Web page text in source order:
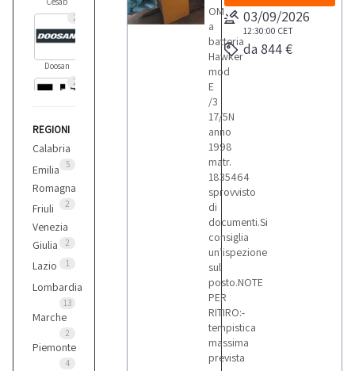
2
Doosan
2
Hyster
Hyundai
Linde
Manitou
REGIONI
Calabria
5
Emilia
Romagna
2
Friuli
Venezia
Giulia
2
Lazio 1
Lombardia
13
Marche
2
Piemonte
4
OM
a
batteria
Hawker
mod
E
/3
17/5N
anno
1998
matr.
1835464
sprovvisto
di
documenti.Si
consiglia
un’ispezione
sul
posto.NOTE
PER
RITIRO:-
tempistica
massima
prevista
03/09/2026
12:30:00 CET
da 844 €